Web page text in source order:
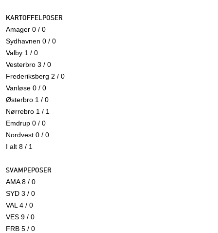
KARTOFFELPOSER
Amager 0 / 0
Sydhavnen 0 / 0
Valby 1 / 0
Vesterbro 3 / 0
Frederiksberg 2 / 0
Vanløse 0 / 0
Østerbro 1 / 0
Nørrebro 1 / 1
Emdrup 0 / 0
Nordvest 0 / 0
I alt 8 / 1
SVAMPEPOSER
AMA 8 / 0
SYD 3 / 0
VAL 4 / 0
VES 9 / 0
FRB 5 / 0